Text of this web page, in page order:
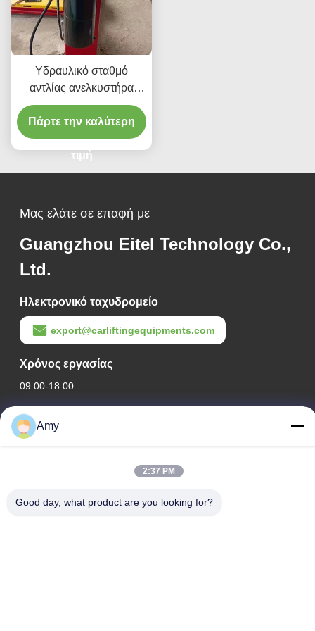
Υδραυλικό σταθμό
αντλίας ανελκυστήρα
αυτοκινήτου ομαλή
λειτουργία με δεξαμενή
12L
Πάρτε την καλύτερη
τιμή
Μας ελάτε σε επαφή με
Guangzhou Eitel Technology Co.,
Ltd.
Ηλεκτρονικό ταχυδρομείο
export@carliftingequipments.com
Χρόνος εργασίας
09:00-18:00
Η διεύθυνσή μας
Διεύθυνση Εταιρείας
Εθνικός δρόμος 106, συνοικία Huadu, πόλη Guangzhou
Εθνικός δρόμος 106, συνοικία Huadu, πόλη Guangzhou
Amy
2:37 PM
Good day, what product are you looking for?